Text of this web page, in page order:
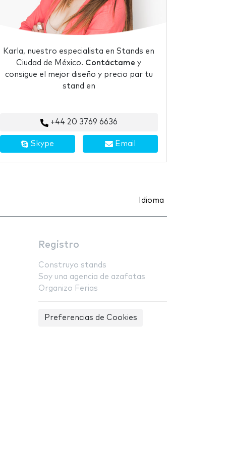
Karla, nuestro especialista en Stands en
Ciudad de México. Contáctame y
consigue el mejor diseño y precio par tu
stand en
+44 20 3769 6636
Skype Email
Idioma
Registro
Construyo stands
Soy una agencia de azafatas
Organizo Ferias
Preferencias de Cookies